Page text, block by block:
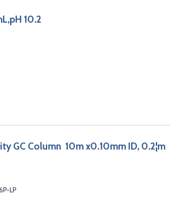
10.2
GC Column 10m x0.10mm ID, 0.2¦m
LP